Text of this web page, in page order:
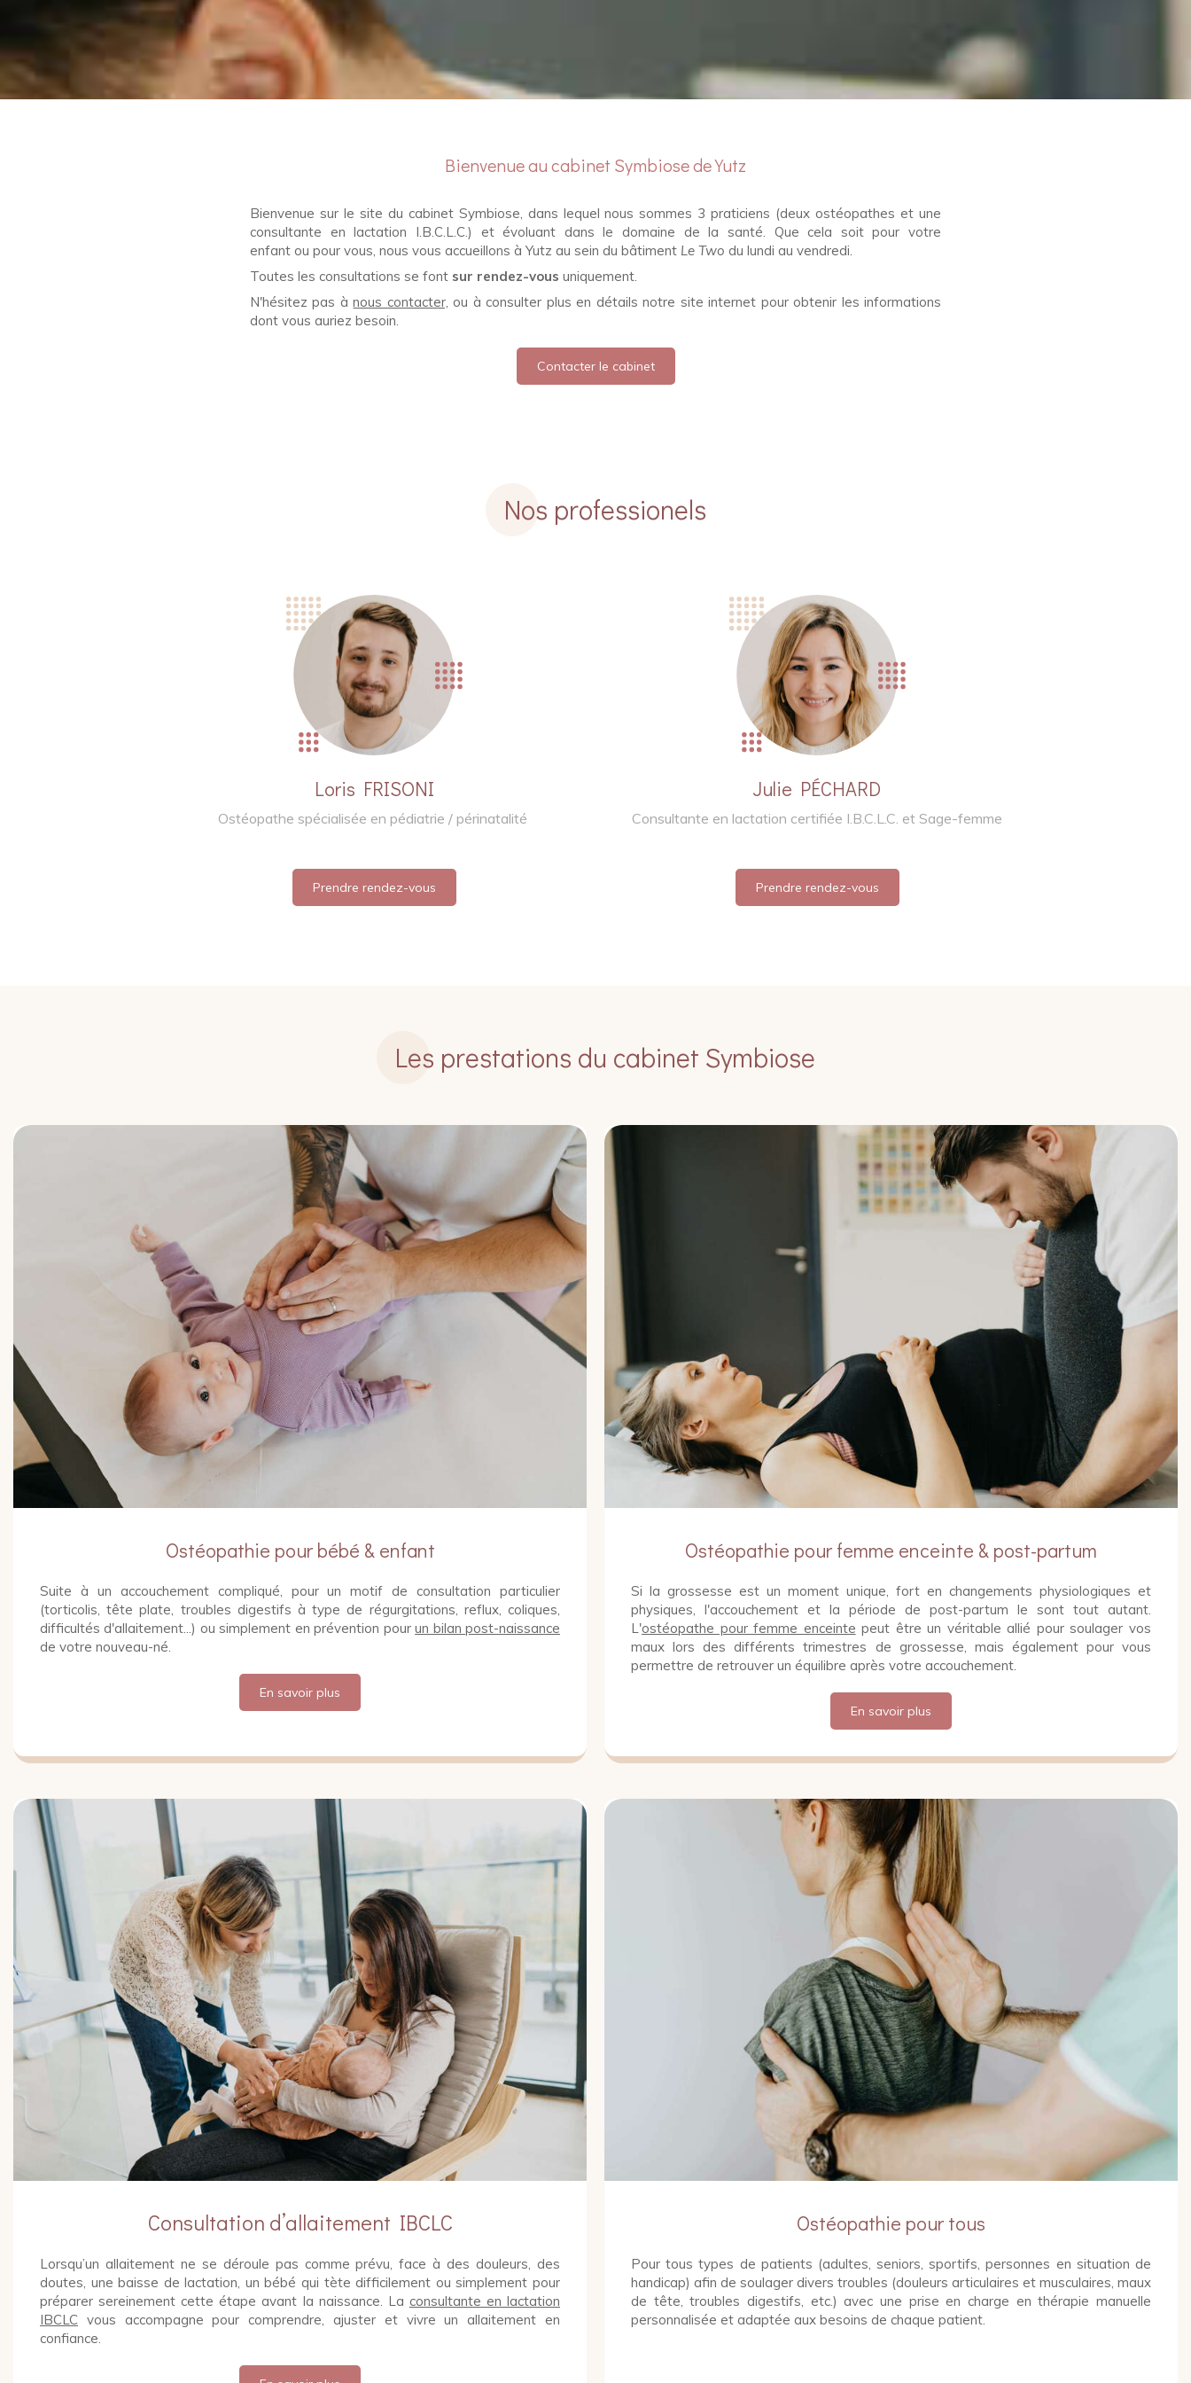
Bienvenue au cabinet Symbiose de Yutz
Bienvenue sur le site du cabinet Symbiose, dans lequel nous sommes 3 praticiens (deux ostéopathes et une
consultante en lactation I.B.C.L.C.) et évoluant dans le domaine de la santé. Que cela soit pour votre
enfant ou pour vous, nous vous accueillons à Yutz au sein du bâtiment Le Two du lundi au vendredi.
Toutes les consultations se font sur rendez-vous uniquement.
N'hésitez pas ànous contacter, ou à consulter plus en détails notre site internet pour obtenir les informations
dont vous auriez besoin.
Contacter le cabinet
Nos professionels
Loris FRISONI
Ostéopathe spécialisée en pédiatrie / périnatalité
Prendre rendez-vous
Julie PÉCHARD
Consultante en lactation certifiée I.B.C.L.C. et Sage-femme
Prendre rendez-vous
Les prestations du cabinet Symbiose
Ostéopathie pour bébé & enfant
Suite à un accouchement compliqué, pour un motif de consultation particulier
(torticolis, tête plate, troubles digestifs à type de régurgitations, reflux, coliques,
difficultés d'allaitement...) ou simplement en prévention pourun bilan post-naissance
de votre nouveau-né.
En savoir plus
Ostéopathie pour femme enceinte & post-partum
Si la grossesse est un moment unique, fort en changements physiologiques et
physiques, l'accouchement et la période de post-partum le sont tout autant.
L'ostéopathe pour femme enceinte peut être un véritable allié pour soulager vos
maux lors des différents trimestres de grossesse, mais également pour vous
permettre de retrouver un équilibre après votre accouchement.
En savoir plus
Consultation d’allaitement IBCLC
Lorsqu’un allaitement ne se déroule pas comme prévu, face à des douleurs, des
doutes, une baisse de lactation, un bébé qui tète difficilement ou simplement pour
préparer sereinement cette étape avant la naissance. La consultante en lactation
IBCLC vous accompagne pour comprendre, ajuster et vivre un allaitement en
confiance.
Ostéopathie pour tous
Pour tous types de patients (adultes, seniors, sportifs, personnes en situation de
handicap) afin de soulager divers troubles (douleurs articulaires et musculaires, maux
de tête, troubles digestifs, etc.) avec une prise en charge en thérapie manuelle
personnalisée et adaptée aux besoins de chaque patient.